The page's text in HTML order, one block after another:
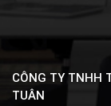
CÔNG TY TNHH
TUÂN